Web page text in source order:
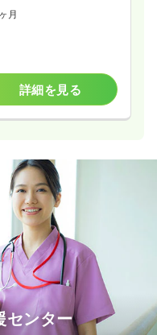
月
詳細を見る
センター